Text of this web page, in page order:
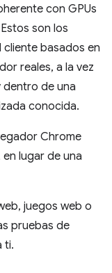
con GPUs
son los
basados en
reales, a la vez
dentro de una
conocida.
Chrome
lugar de una
juegos web o
pruebas de
ti.